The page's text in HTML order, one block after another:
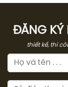
ĐĂNG KÝ
thiết kế, thi